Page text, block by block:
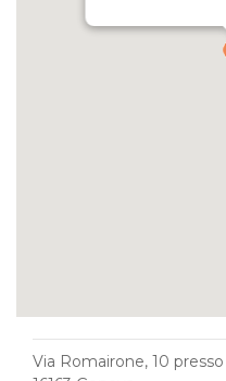
Via Romairone, 10